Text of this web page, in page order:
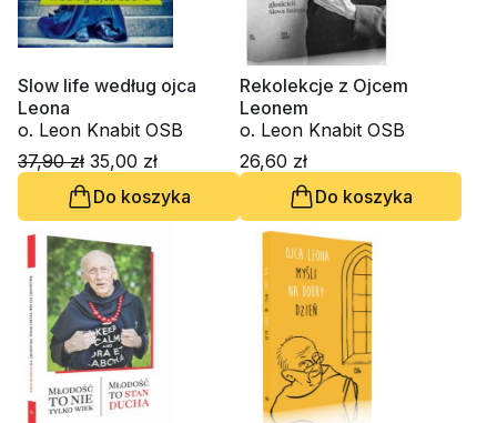
Slow life według ojca
Leona
o. Leon Knabit OSB
37,90 zł 35,00 zł
Do koszyka
Rekolekcje z Ojcem
Leonem
o. Leon Knabit OSB
26,60 zł
Do koszyka